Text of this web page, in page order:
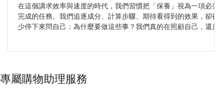
在這個講求效率與速度的時代，我們習慣把「保養」視為一項必須
完成的任務。我們追逐成分、計算步驟、期待看得到的效果，卻很
少停下來問自己：為什麼要做這些事？我們真的在照顧自己，還是
把保養從「要做的事」，慢慢轉化為「想做的事」——一種帶著溫
專屬購物助理服務